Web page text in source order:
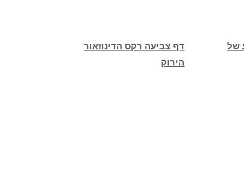
דף צביעה רקס הדינוזאור
הירוק
של